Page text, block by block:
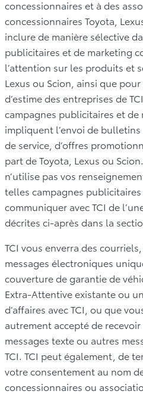
concessionnaires et à des
concessionnaires Toyota,
inclure de manière sélective
publicitaires et de marketing
l’attention sur les produits et
Lexus ou Scion, ainsi que
d’estime des entreprises de
campagnes publicitaires et de
impliquent l’envoi de
de service, d’offres
part de Toyota, Lexus ou
n’utilise pas vos
telles campagnes
communiquer avec TCI de
décrites ci-après dans la
TCI vous enverra des
messages électroniques
couverture de garantie de
Extra-Attentive existante ou
d’affaires avec TCI, ou que
autrement accepté de
messages texte ou autres
TCI. TCI peut également, de
votre consentement au nom
concessionnaires ou